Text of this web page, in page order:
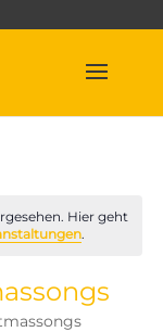
Hier geht
.